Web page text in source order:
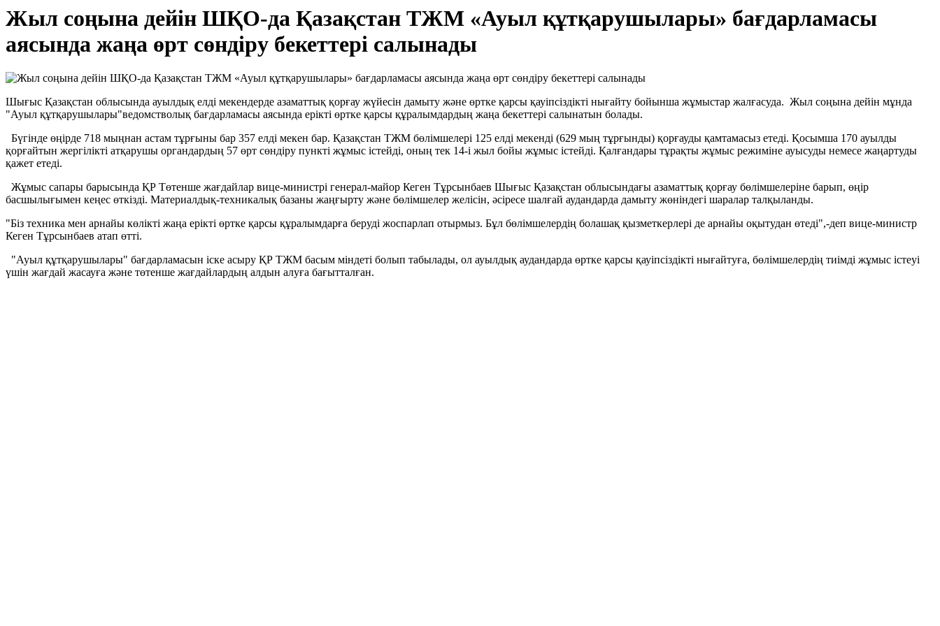
Жыл соңына дейін ШҚО-да Қазақстан ТЖМ «Ауыл құтқарушылары» бағдарламасы
аясында жаңа өрт сөндіру бекеттері салынады
Шығыс Қазақстан облысында ауылдық елді мекендерде азаматтық қорғау жүйесін дамыту және өртке қарсы қауіпсіздікті нығайту бойынша жұмыстар жалғасуда. Жыл соңына дейін мұнда
"Ауыл құтқарушылары"ведомстволық бағдарламасы аясында ерікті өртке қарсы құралымдардың жаңа бекеттері салынатын болады.
Бүгінде өңірде 718 мыңнан астам тұрғыны бар 357 елді мекен бар. Қазақстан ТЖМ бөлімшелері 125 елді мекенді (629 мың тұрғынды) қорғауды қамтамасыз етеді. Қосымша 170 ауылды
қорғайтын жергілікті атқарушы органдардың 57 өрт сөндіру пункті жұмыс істейді, оның тек 14-і жыл бойы жұмыс істейді. Қалғандары тұрақты жұмыс режиміне ауысуды немесе жаңартуды
қажет етеді.
Жұмыс сапары барысында ҚР Төтенше жағдайлар вице-министрі генерал-майор Кеген Тұрсынбаев Шығыс Қазақстан облысындағы азаматтық қорғау бөлімшелеріне барып, өңір
басшылығымен кеңес өткізді. Материалдық-техникалық базаны жаңғырту және бөлімшелер желісін, әсіресе шалғай аудандарда дамыту жөніндегі шаралар талқыланды.
"Біз техника мен арнайы көлікті жаңа ерікті өртке қарсы құралымдарға беруді жоспарлап отырмыз. Бұл бөлімшелердің болашақ қызметкерлері де арнайы оқытудан өтеді",-деп вице-министр
Кеген Тұрсынбаев атап өтті.
"Ауыл құтқарушылары" бағдарламасын іске асыру ҚР ТЖМ басым міндеті болып табылады, ол ауылдық аудандарда өртке қарсы қауіпсіздікті нығайтуға, бөлімшелердің тиімді жұмыс істеуі
үшін жағдай жасауға және төтенше жағдайлардың алдын алуға бағытталған.